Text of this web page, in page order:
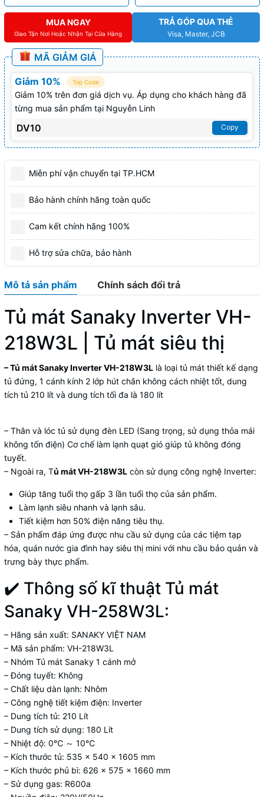
MUA NGAY
Giao Tận Nơi Hoặc Nhận Tại Cửa Hàng
TRẢ GÓP QUA THẺ
Visa, Master, JCB
MÃ GIẢM GIÁ
Giảm 10% Top Code
Giảm 10% trên đơn giá dịch vụ. Áp dụng cho khách hàng đã
từng mua sản phẩm tại Nguyễn Linh
DV10 Copy
Miễn phí vận chuyển tại TP.HCM
Bảo hành chính hãng toàn quốc
Cam kết chính hãng 100%
Hỗ trợ sửa chữa, bảo hành
Mô tả sản phẩm Chính sách đổi trả
Tủ mát Sanaky Inverter VH-
218W3L | Tủ mát siêu thị
– Tủ mát Sanaky Inverter VH-218W3L là loại tủ mát thiết kế dạng
tủ đứng, 1 cánh kính 2 lớp hút chân không cách nhiệt tốt, dung
tích tủ 210 lít và dung tích tối đa là 180 lít
– Thân và lóc tủ sử dụng đèn LED (Sang trọng, sử dụng thỏa mái
không tốn điện) Cơ chế làm lạnh quạt gió giúp tủ không đóng
tuyết.
– Ngoài ra, Tủ mát VH-218W3L còn sử dụng công nghệ Inverter:
Giúp tăng tuổi thọ gấp 3 lần tuổi thọ của sản phẩm.
Làm lạnh siêu nhanh và lạnh sâu.
Tiết kiệm hơn 50% điện năng tiêu thụ.
– Sản phẩm đáp ứng được nhu cầu sử dụng của các tiệm tạp
hóa, quán nước gia đình hay siêu thị mini với nhu cầu bảo quản và
trưng bày thực phẩm.
✔️ Thông số kĩ thuật Tủ mát
Sanaky VH-258W3L:
– Hãng sản xuất: SANAKY VIỆT NAM
– Mã sản phẩm: VH-218W3L
– Nhóm Tủ mát Sanaky 1 cánh mở
– Đóng tuyết: Không
– Chất liệu dàn lạnh: Nhôm
– Công nghệ tiết kiệm điện: Inverter
– Dung tích tủ: 210 Lít
– Dung tích sử dụng: 180 Lít
– Nhiệt độ: 0℃ ～ 10℃
– Kích thước tủ: 535 x 540 x 1605 mm
– Kích thước phủ bì: 626 x 575 x 1660 mm
– Sử dụng gas: R600a